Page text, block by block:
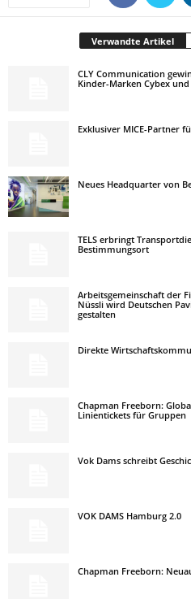
Verwandte Artikel
CLY Communication
Kinder-Marken Cybex
Exklusiver MICE-Partner
Neues Headquarter von
TELS erbringt
Bestimmungsort
Arbeitsgemeinschaft der
Nüssli wird Deutschen
gestalten
Direkte
Chapman Freeborn:
Linientickets für Gruppen
Vok Dams schreibt
VOK DAMS Hamburg 2.0
Chapman Freeborn: